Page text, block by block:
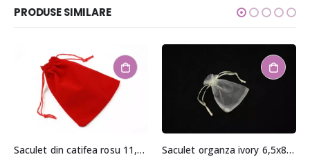
PRODUSE SIMILARE
Saculet din catifea rosu 11,5×14,5cm Saculet organza ivory 6,5x8cm